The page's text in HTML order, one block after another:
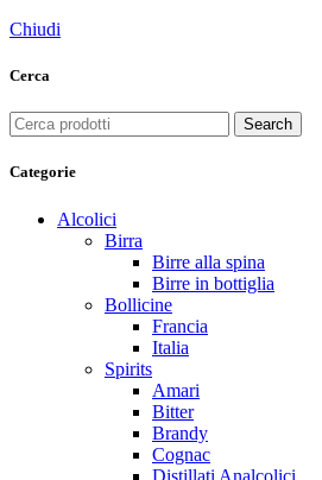
Chiudi
Cerca
Search
Categorie
Alcolici
Birra
Birre alla spina
Birre in bottiglia
Bollicine
Francia
Italia
Spirits
Amari
Bitter
Brandy
Cognac
Distillati Analcolici